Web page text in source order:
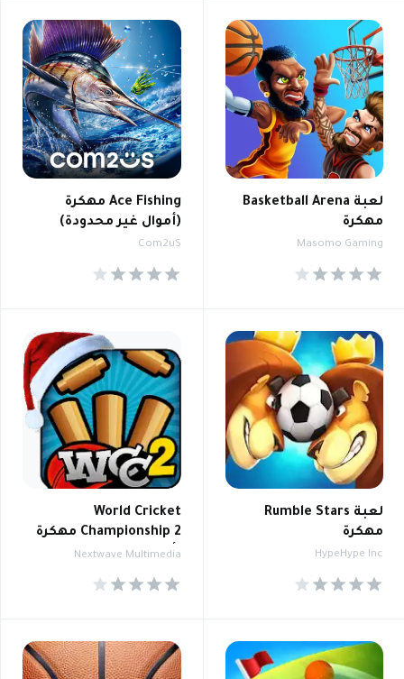
لعبة Basketball Arena
مهكرة
Masomo Gaming
Ace Fishing مهكرة
(أموال غير محدودة)
Com2uS
لعبة Rumble Stars
مهكرة
HypeHype Inc
World Cricket
Championship 2 مهكرة
(أموال غير محدودة)
Nextwave Multimedia